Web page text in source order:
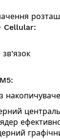
Cellular: